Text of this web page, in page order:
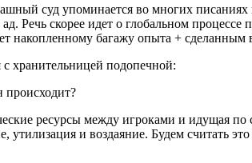
суд упоминается во многих писаниях
Речь скорее идет о глобальном
накопленному багажу опыта + сделанным
хранительницей подопечной:
происходит?
ресурсы между игроками и идущая
утилизация и воздаяние. Будем считать